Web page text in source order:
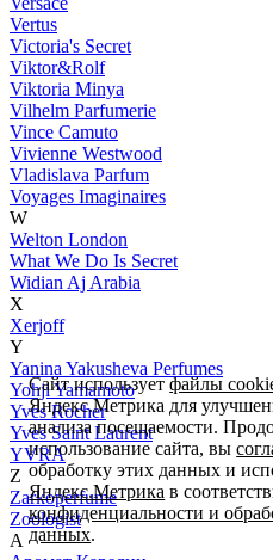
Vertus
Victoria's Secret
Viktor&Rolf
Viktoria Minya
Vilhelm Parfumerie
Vince Camuto
Vivienne Westwood
Vladislava Parfum
Voyages Imaginaires
W
Welton London
What We Do Is Secret
Widian Aj Arabia
X
Xerjoff
Y
Yanina Yakusheva Perfumes
Yohji Yamamoto
Yves Rocher
Yves Saint Laurent
YVRA
Z
Zarkoperfume
Zoologist
А
Сайт используетфайлы
Яндекс.Метрика для
анализа посещаемости.
использование сайта, вы
обработку этих данных и
Яндекс.Метрика в
конфиденциальности и
данных.